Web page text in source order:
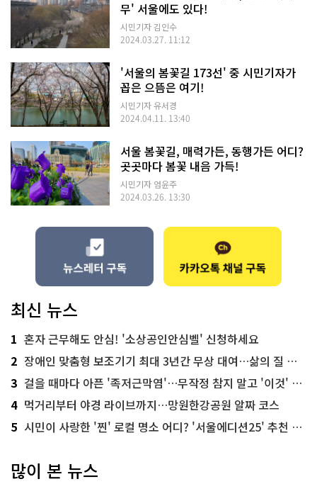
무' 서울에도 있다!
시민기자 김인수
2024.03.27. 11:12
'서울의 봄꽃길 173선' 중 시민기자가
꼽은 으뜸은 여기!
시민기자 유서경
2024.04.11. 13:40
서울 봄꽃길, 매력가든, 동행가든 어디?
곳곳마다 봄꽃 내음 가득!
시민기자 엄윤주
2024.03.26. 13:30
최신 뉴스
1 혼자 근무해도 안심! '소상공인안심벨' 신청하세요
2 장애인 맞춤형 보조기기 최대 3년간 무상 대여…삶의 질 높인다
3 걸을 때마다 아픈 '족저근막염'…무작정 참지 말고 '이것' 해보세요!
4 먹거리부터 야경 라이브까지…망원한강공원 알짜 코스
5 시민이 사랑한 '찐' 로컬 명소 어디? '서울에디션25' 추천 코스
많이 본 뉴스